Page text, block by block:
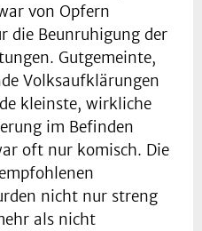
von Opfern
die Beunruhigung der
Gutgemeinte,
Volksaufklärungen
kleinste, wirkliche
im Befinden
oft nur komisch. Die
nicht nur streng
als nicht